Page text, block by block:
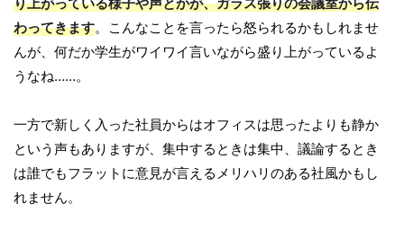
り上がっている様子や声とかが、ガラス張りの会議室から伝
わってきます。こんなことを言ったら怒られるかもしれませ
んが、何だか学生がワイワイ言いながら盛り上がっているよ
うなね……。
一方で新しく入った社員からはオフィスは思ったよりも静か
という声もありますが、集中するときは集中、議論するとき
は誰でもフラットに意見が言えるメリハリのある社風かもし
れません。